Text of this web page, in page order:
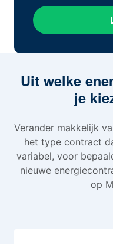
Uit welke
je
Verander makkelijk
het type contract
variabel, voor
nieuwe
op